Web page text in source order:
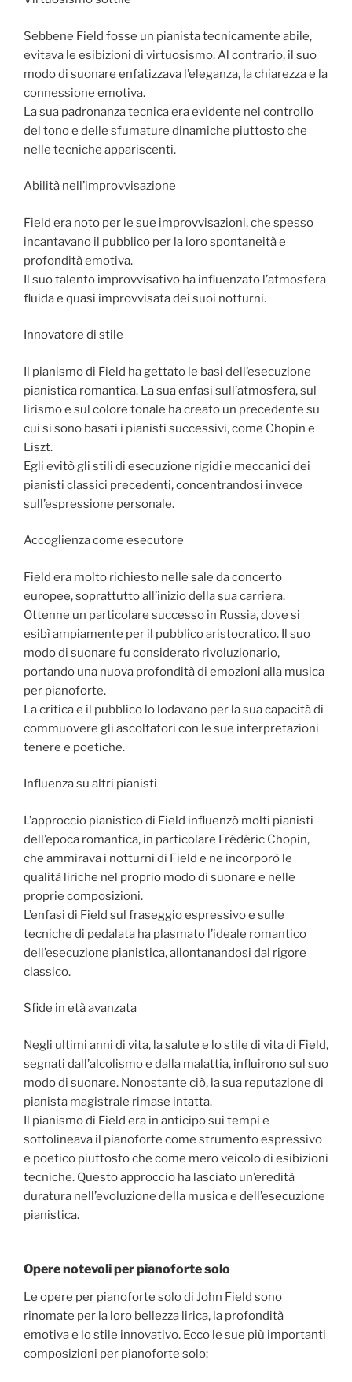
Sebbene Field fosse un pianista tecnicamente abile,
evitava le esibizioni di virtuosismo. Al contrario, il suo
modo di suonare enfatizzava l’eleganza, la chiarezza e la
connessione emotiva.
La sua padronanza tecnica era evidente nel controllo
del tono e delle sfumature dinamiche piuttosto che
nelle tecniche appariscenti.
Abilità nell’improvvisazione
Field era noto per le sue improvvisazioni, che spesso
incantavano il pubblico per la loro spontaneità e
profondità emotiva.
Il suo talento improvvisativo ha influenzato l’atmosfera
fluida e quasi improvvisata dei suoi notturni.
Innovatore di stile
Il pianismo di Field ha gettato le basi dell’esecuzione
pianistica romantica. La sua enfasi sull’atmosfera, sul
lirismo e sul colore tonale ha creato un precedente su
cui si sono basati i pianisti successivi, come Chopin e
Liszt.
Egli evitò gli stili di esecuzione rigidi e meccanici dei
pianisti classici precedenti, concentrandosi invece
sull’espressione personale.
Accoglienza come esecutore
Field era molto richiesto nelle sale da concerto
europee, soprattutto all’inizio della sua carriera.
Ottenne un particolare successo in Russia, dove si
esibì ampiamente per il pubblico aristocratico. Il suo
modo di suonare fu considerato rivoluzionario,
portando una nuova profondità di emozioni alla musica
per pianoforte.
La critica e il pubblico lo lodavano per la sua capacità di
commuovere gli ascoltatori con le sue interpretazioni
tenere e poetiche.
Influenza su altri pianisti
L’approccio pianistico di Field influenzò molti pianisti
dell’epoca romantica, in particolare Frédéric Chopin,
che ammirava i notturni di Field e ne incorporò le
qualità liriche nel proprio modo di suonare e nelle
proprie composizioni.
L’enfasi di Field sul fraseggio espressivo e sulle
tecniche di pedalata ha plasmato l’ideale romantico
dell’esecuzione pianistica, allontanandosi dal rigore
classico.
Sfide in età avanzata
Negli ultimi anni di vita, la salute e lo stile di vita di Field,
segnati dall’alcolismo e dalla malattia, influirono sul suo
modo di suonare. Nonostante ciò, la sua reputazione di
pianista magistrale rimase intatta.
Il pianismo di Field era in anticipo sui tempi e
sottolineava il pianoforte come strumento espressivo
e poetico piuttosto che come mero veicolo di esibizioni
tecniche. Questo approccio ha lasciato un’eredità
duratura nell’evoluzione della musica e dell’esecuzione
pianistica.
Opere notevoli per pianoforte solo
Le opere per pianoforte solo di John Field sono
rinomate per la loro bellezza lirica, la profondità
emotiva e lo stile innovativo. Ecco le sue più importanti
composizioni per pianoforte solo: